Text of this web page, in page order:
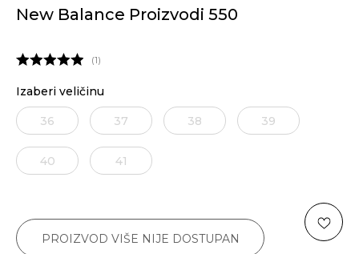
New Balance Proizvodi 550
1
Izaberi veličinu
36 37 38 39
40 41
PROIZVOD VIŠE NIJE DOSTUPAN